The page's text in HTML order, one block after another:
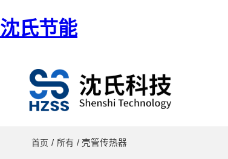
沈氏节能
首页 / 所有 / 壳管传热器